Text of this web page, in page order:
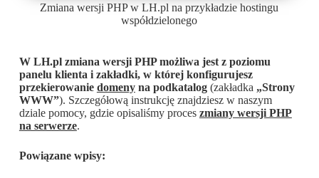
Zmiana wersji PHP w LH.pl na przykładzie hostingu
współdzielonego
W LH.pl zmiana wersji PHP możliwa jest z poziomu
panelu klienta i zakładki, w której konfigurujesz
przekierowanie domenyna podkatalog(zakładka „Strony
WWW”). Szczegółową instrukcję znajdziesz w naszym
dziale pomocy, gdzie opisaliśmy proces zmiany wersji PHP
na serwerze.
Powiązane wpisy: